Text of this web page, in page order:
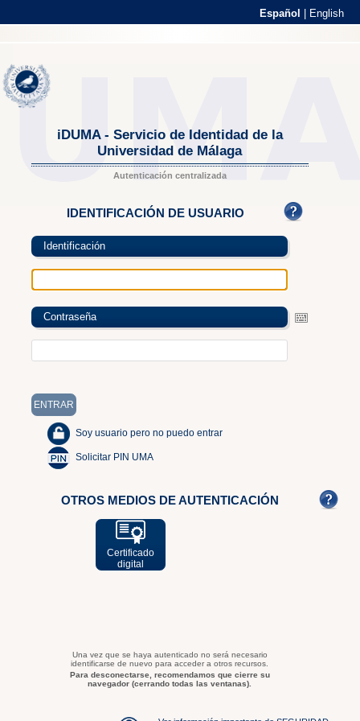
Español English
iDUMA - Servicio de Identidad de la
Universidad de Málaga
Autenticación centralizada
IDENTIFICACIÓN DE USUARIO
Identificación
Contraseña
Soy usuario pero no puedo entrar
Solicitar PIN UMA
OTROS MEDIOS DE AUTENTICACIÓN
Certificado
digital
Una vez que se haya autenticado no será necesario
identificarse de nuevo para acceder a otros recursos.
Para desconectarse, recomendamos que cierre su
navegador (cerrando todas las ventanas).